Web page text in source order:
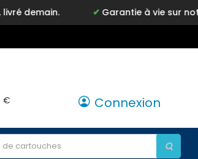
demain. Garantie à vie sur notre
€ Connexion